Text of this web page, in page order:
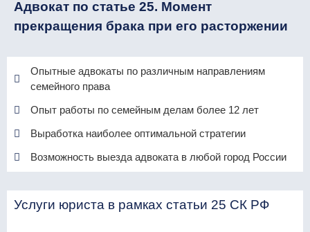
Адвокат по статье 25. Момент
прекращения брака при его расторжении
Опытные адвокаты по различным направлениям
семейного права
Опыт работы по семейным делам более 12 лет
Выработка наиболее оптимальной стратегии
Возможность выезда адвоката в любой город России
Услуги юриста в рамках статьи 25 СК РФ